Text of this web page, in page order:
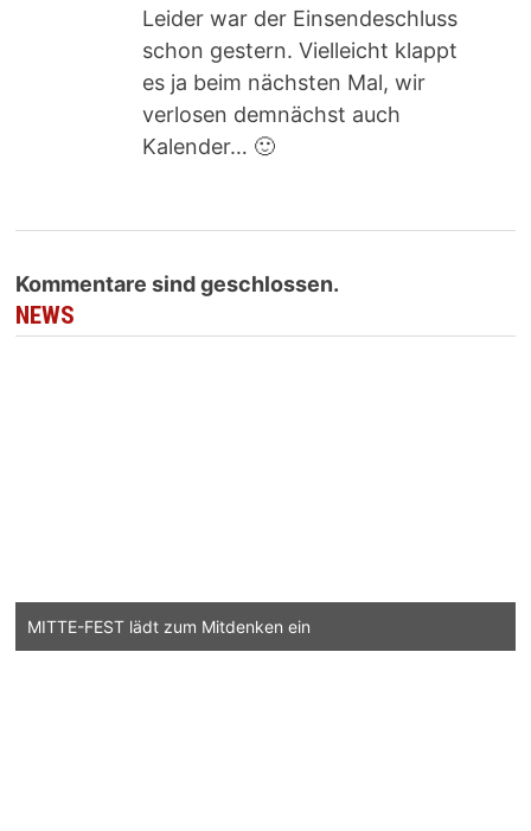
Leider war der Einsendeschluss
schon gestern. Vielleicht klappt
es ja beim nächsten Mal, wir
verlosen demnächst auch
Kalender… 🙂
Kommentare sind geschlossen.
NEWS
MITTE-FEST lädt zum Mitdenken ein